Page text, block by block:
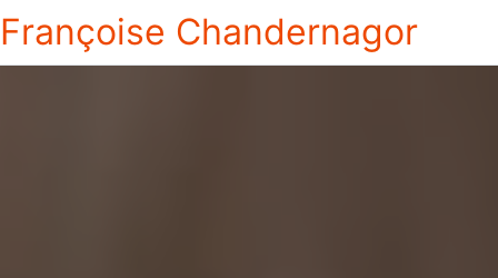
Françoise Chandernagor